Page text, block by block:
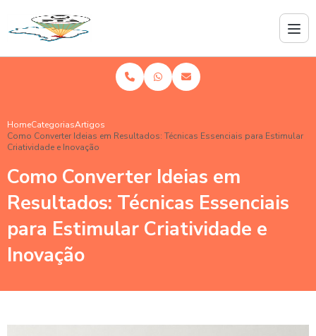
HomeCategoriasArtigos
Como Converter Ideias em Resultados: Técnicas Essenciais para Estimular
Criatividade e Inovação
Como Converter Ideias em
Resultados: Técnicas Essenciais
para Estimular Criatividade e
Inovação